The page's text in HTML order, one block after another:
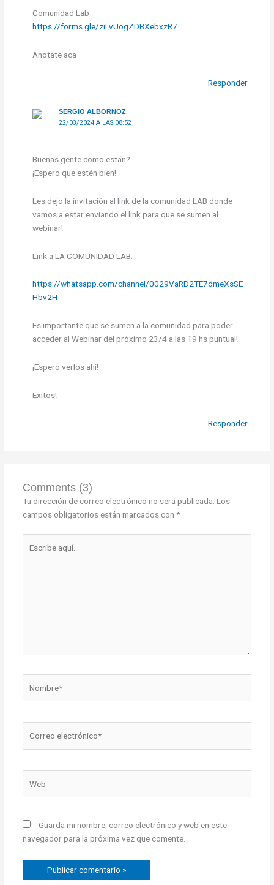
Comunidad Lab
https://forms.gle/ziLvUogZDBXebxzR7
Anotate aca
Responder
SERGIO ALBORNOZ
22/03/2024 A LAS 08:52
Buenas gente como están?
¡Espero que estén bien!.
Les dejo la invitación al link de la comunidad LAB donde
vamos a estar enviando el link para que se sumen al
webinar!
Link a LA COMUNIDAD LAB.
https://whatsapp.com/channel/0029VaRD2TE7dmeXsSE
Hbv2H
Es importante que se sumen a la comunidad para poder
acceder al Webinar del próximo 23/4 a las 19 hs puntual!
¡Espero verlos ahí!
Exitos!
Responder
Comments (3)
Tu dirección de correo electrónico no será publicada. Los
campos obligatorios están marcados con *
aquí...
electrónico*
Guarda mi nombre, correo electrónico y web en este
navegador para la próxima vez que comente.